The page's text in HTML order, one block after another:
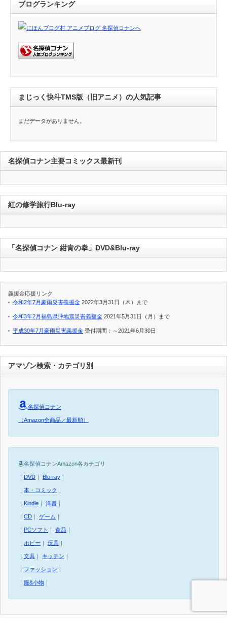
ブログランキング
まじっく快斗TMS版（旧アニメ）の人気記事
まだデータがありません。
名探偵コナン主要コミックス最新刊
紅の修学旅行Blu-ray
「名探偵コナン 紺青の拳」DVD&Blu-ray
義援金応援リンク
令和2年7月豪雨災害義援金 2022年3月31日（木）まで
令和3年2月福島県沖地震災害義援金 2021年5月31日（月）まで
平成30年7月豪雨災害義援金 受付期間：～2021年6月30日
アマゾン検索・カテゴリ別
名探偵コナン
（Amazon全商品／最新順）
名探偵コナンAmazon各カテゴリ
｜ DVD ｜ Blu-ray ｜
｜ 本・コミック ｜
｜ Kindle ｜ 洋書 ｜
｜ CD ｜ ゲーム ｜
｜ PCソフト ｜ 食品 ｜
｜ ホビー ｜ 玩具 ｜
｜ 文具 ｜ キッチン ｜
｜ ファッション ｜
｜ 服&小物 ｜